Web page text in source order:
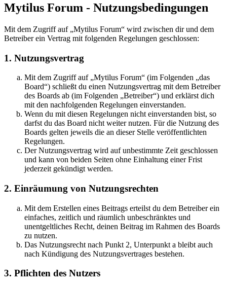
Mytilus Forum - Nutzungsbedingungen
Mit dem Zugriff auf „Mytilus Forum“ wird zwischen dir und dem
Betreiber ein Vertrag mit folgenden Regelungen geschlossen:
1. Nutzungsvertrag
Mit dem Zugriff auf „Mytilus Forum“ (im Folgenden „das
Board“) schließt du einen Nutzungsvertrag mit dem Betreiber
des Boards ab (im Folgenden „Betreiber“) und erklärst dich
mit den nachfolgenden Regelungen einverstanden.
Wenn du mit diesen Regelungen nicht einverstanden bist, so
darfst du das Board nicht weiter nutzen. Für die Nutzung des
Boards gelten jeweils die an dieser Stelle veröffentlichten
Regelungen.
Der Nutzungsvertrag wird auf unbestimmte Zeit geschlossen
und kann von beiden Seiten ohne Einhaltung einer Frist
jederzeit gekündigt werden.
2. Einräumung von Nutzungsrechten
Mit dem Erstellen eines Beitrags erteilst du dem Betreiber ein
einfaches, zeitlich und räumlich unbeschränktes und
unentgeltliches Recht, deinen Beitrag im Rahmen des Boards
zu nutzen.
Das Nutzungsrecht nach Punkt 2, Unterpunkt a bleibt auch
nach Kündigung des Nutzungsvertrages bestehen.
3. Pflichten des Nutzers